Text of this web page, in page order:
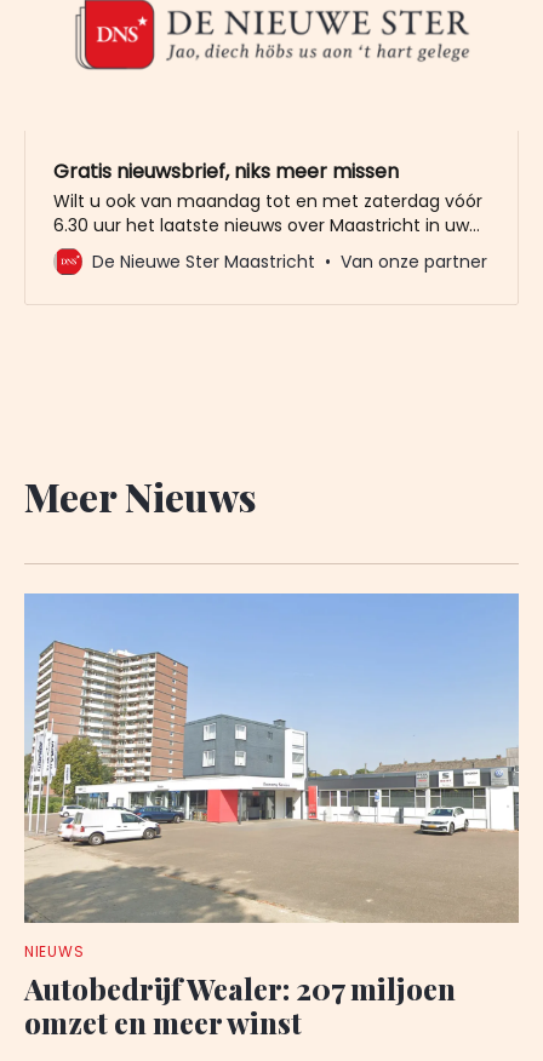
Gratis nieuwsbrief, niks meer missen
Wilt u ook van maandag tot en met zaterdag vóór
6.30 uur het laatste nieuws over Maastricht in uw
mailbox? Meld u dan gratis aan voor de nieuwbrief
van De Nieuwe Ster. Meer dan 20.000 trouwe lezers
De Nieuwe Ster Maastricht Van onze partner
Meer Nieuws
NIEUWS
Autobedrijf Wealer: 207 miljoen
omzet en meer winst